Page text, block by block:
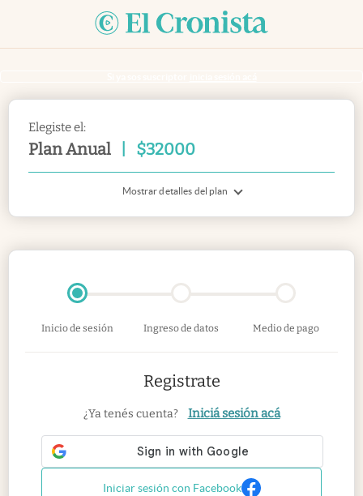
Elegiste el:
Plan Anual $32000
Mostrar detalles del plan
Inicio de sesión Ingreso de datos Medio de pago
Registrate
¿Ya tenés cuenta? Iniciá sesión acá
Iniciar sesión con Facebook